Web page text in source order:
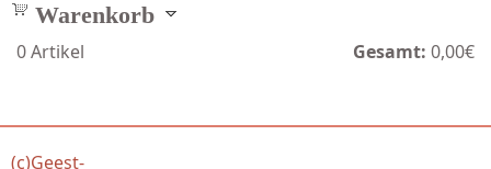
Warenkorb
0Artikel Gesamt: 0,00€
(c)Geest-